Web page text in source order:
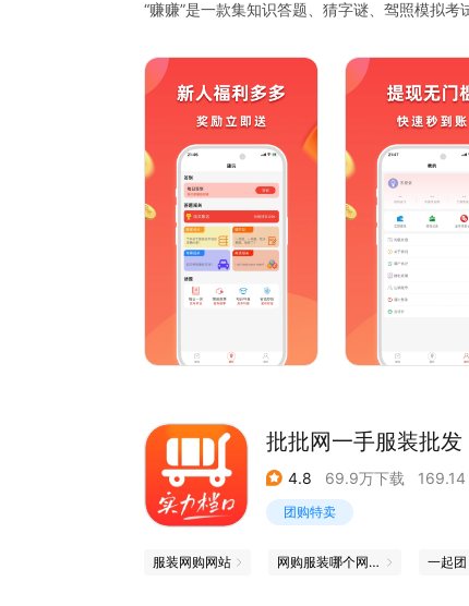
“赚赚”是一款集知识答题、猜字谜、驾照模拟考
的福利，让您的智慧转化为实际收益。
二、主要功能特色
答题闯关 涵盖了从基础知识到专业知识各个领
每个题目都精心设计，让您在答题过程中不仅能
猜字谜闯关 精选大量有趣的字谜题目，让您在
同时，我们还提供了详细的解析，帮助您理解字
驾照闯关 专为准备考驾照的用户打造，涵盖了
程，提高考试通过率。
英语闯关 结合英语学习的特点，我们设计了
内容丰富多样 我们拥有庞大的题库和不断更新
批批网一手服装批发
4.8 69.9万下载
团购特卖
服装网购网站 网购服装哪个网站好 一起